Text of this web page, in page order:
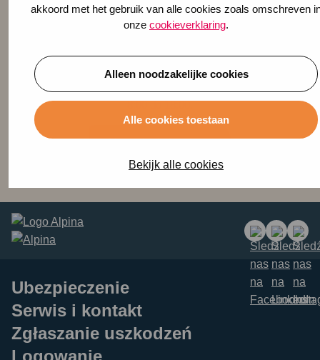
akkoord met het gebruik van alle cookies zoals omschreven
onze cookieverklaring.
Alleen noodzakelijke cookies
Alle cookies toestaan
Bekijk alle cookies
Chętnie pomożemy Ci szybko
przez czat lub WhatsApp.
Jesteśmy dostępni od poniedziałku do piątku w godzinach od
8:00 do 18:00.
Skontaktuj się z nami
Ubezpieczenie
Serwis i kontakt
Zgłaszanie uszkodzeń
Logowanie